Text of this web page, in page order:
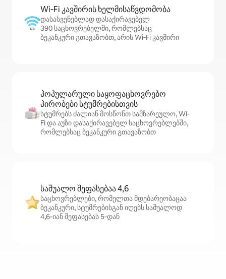
Wi‑Fi კავშირის ხელმისაწვდომობა
დასასვენებლად დასაქირავებელ
390 საცხოვრებელში, რომლებსაც
ბეკანკური გთავაზობთ, არის Wi‑Fi კავშირი
პოპულარული საყოფაცხოვრებო
პირობები სტუმრებისთვის
სტუმრებს ძალიან მოსწონთ სამზარეულო, Wi-
Fi და აუზი დასაქირავებელ საცხოვრებლებში,
რომლებსაც ბეკანკური გთავაზობთ
საშუალო შეფასებაა 4,6
საცხოვრებლები, რომელთა მდებარეობაცაა
ბეკანკური, სტუმრებისგან იღებს საშუალოდ
4,6‑იან შეფასებას 5‑დან